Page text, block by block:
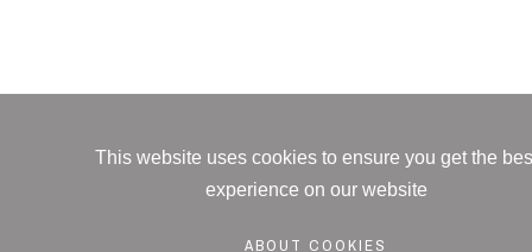
This website uses cookies to ensure you get the
experience on our website
ABOUT COOKIES